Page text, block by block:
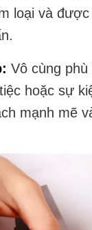
loại và
Vô cùng
hoặc sự
mạnh mẽ